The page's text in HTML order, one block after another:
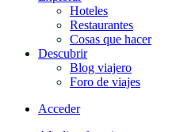
Hoteles
Restaurantes
Cosas que hacer
Descubrir
Blog viajero
Foro de viajes
Acceder